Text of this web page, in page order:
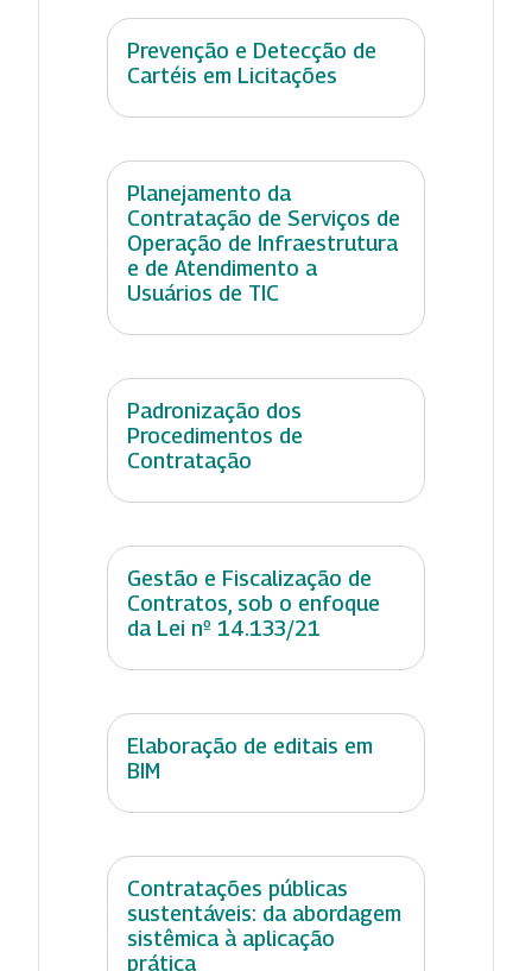
Prevenção e Detecção de
Cartéis em Licitações
Planejamento da
Contratação de Serviços de
Operação de Infraestrutura
e de Atendimento a
Usuários de TIC
Padronização dos
Procedimentos de
Contratação
Gestão e Fiscalização de
Contratos, sob o enfoque
da Lei nº 14.133/21
Elaboração de editais em
BIM
Contratações públicas
sustentáveis: da abordagem
sistêmica à aplicação
prática